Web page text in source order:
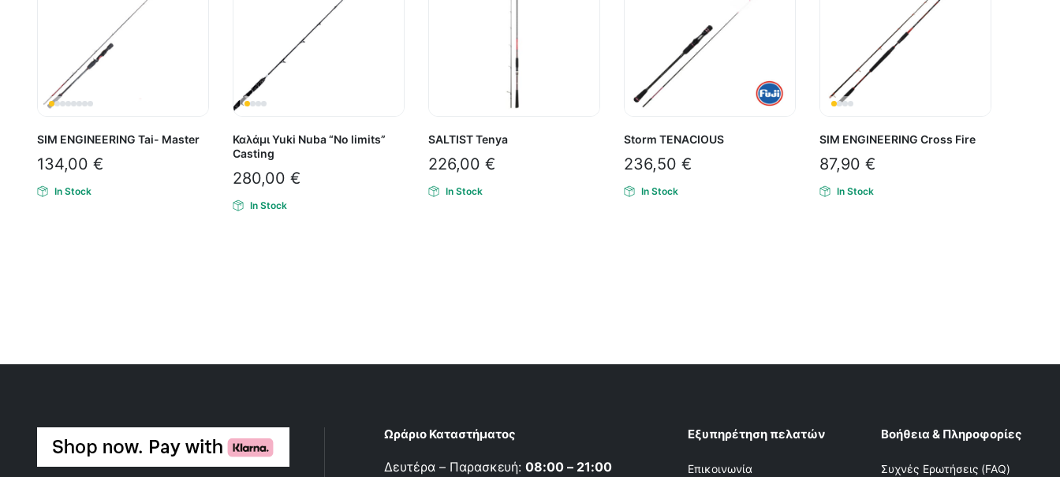
SIM ENGINEERING Tai- Master
134,00 €
In Stock
Καλάμι Yuki Nuba “No limits”
Casting
280,00 €
In Stock
SALTIST Tenya
226,00 €
In Stock
Storm TENACIOUS
236,50 €
In Stock
SIM ENGINEERING Cross Fire
87,90 €
In Stock
Ωράριο Καταστήματος
Δευτέρα – Παρασκευή:08:00 – 21:00
Εξυπηρέτηση πελατών
Επικοινωνία
Βοήθεια & Πληροφορίες
Συχνές Ερωτήσεις (FAQ)